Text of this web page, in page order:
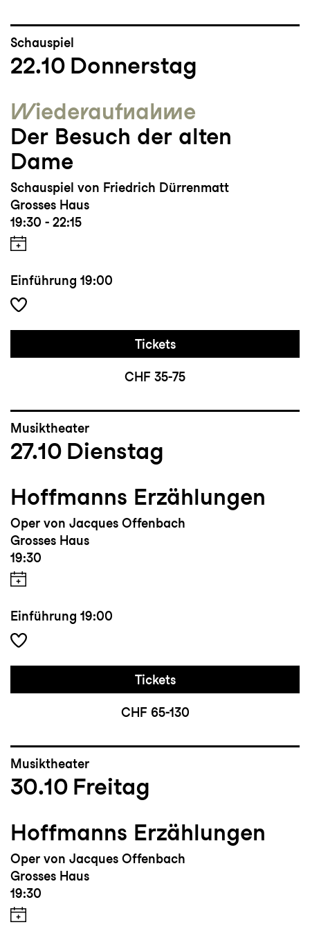
Schauspiel
22.10 Donnerstag
Wieder­aufnahme
Der Besuch der alten
Dame
Schauspiel von Friedrich Dürrenmatt
Grosses Haus
19:30 - 22:15
Einführung 19:00
Tickets
CHF 35-75
Musiktheater
27.10 Dienstag
Hoffmanns Erzählungen
Oper von Jacques Offenbach
Grosses Haus
19:30
Einführung 19:00
Tickets
CHF 65-130
Musiktheater
30.10 Freitag
Hoffmanns Erzählungen
Oper von Jacques Offenbach
Grosses Haus
19:30